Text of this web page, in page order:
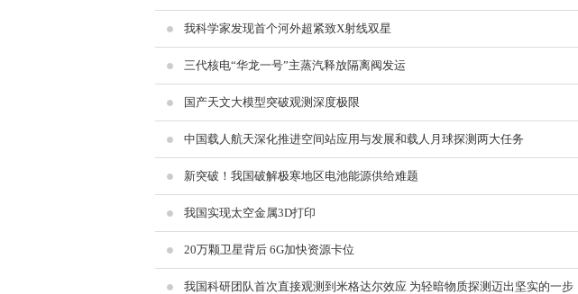
我科学家发现首个河外超紧致X射线双星
三代核电“华龙一号”主蒸汽释放隔离阀发运
国产天文大模型突破观测深度极限
中国载人航天深化推进空间站应用与发展和载人月球探测两大任务
新突破！我国破解极寒地区电池能源供给难题
我国实现太空金属3D打印
20万颗卫星背后 6G加快资源卡位
我国科研团队首次直接观测到米格达尔效应 为轻暗物质探测迈出坚实的一步